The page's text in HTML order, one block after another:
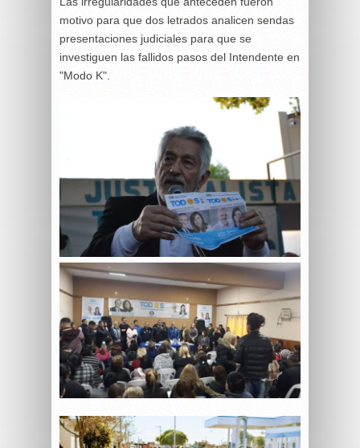
motivo para que dos letrados analicen sendas
presentaciones judiciales para que se
investiguen las fallidos pasos del Intendente en
"Modo K".